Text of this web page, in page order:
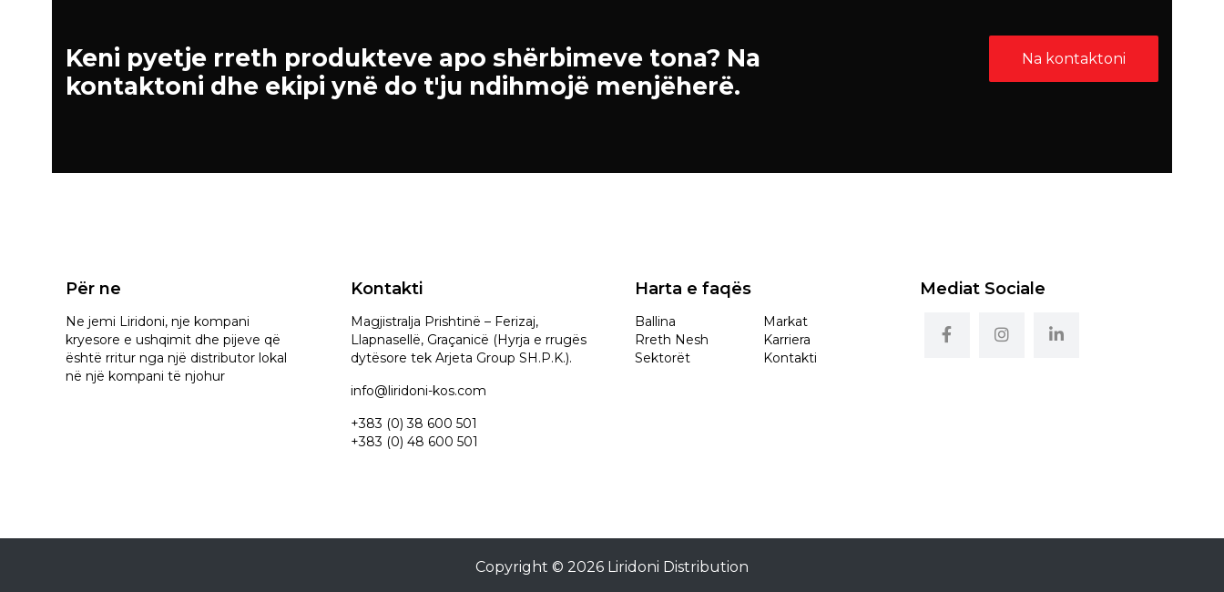
Keni pyetje rreth produkteve apo shërbimeve tona? Na
kontaktoni dhe ekipi ynë do t'ju ndihmojë menjëherë.
Na kontaktoni
Për ne
Ne jemi Liridoni, nje kompani
kryesore e ushqimit dhe pijeve që
është rritur nga një distributor lokal
në një kompani të njohur
Kontakti
Magjistralja Prishtinë – Ferizaj,
Llapnasellë, Graçanicë (Hyrja e rrugës
dytësore tek Arjeta Group SH.P.K.).
info@liridoni-kos.com
+383 (0) 38 600 501
+383 (0) 48 600 501
Harta e faqës
Ballina
Rreth Nesh
Sektorët
Markat
Karriera
Kontakti
Mediat Sociale
Copyright © 2026 Liridoni Distribution